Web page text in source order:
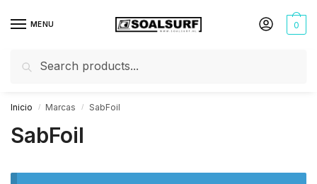
MENU
Buscar
0
Inicio / Marcas / SabFoil
SabFoil